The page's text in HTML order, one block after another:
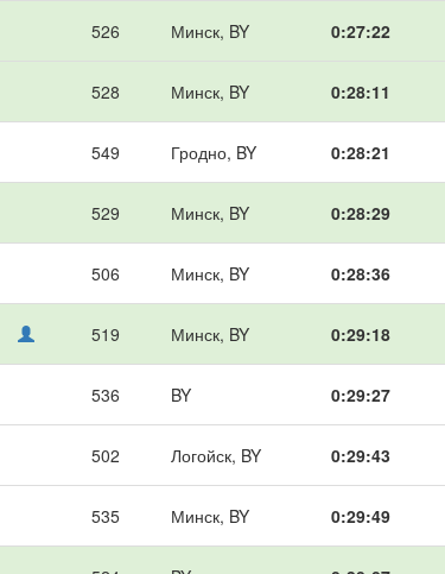
526 Минск, BY 0:27:22
528 Минск, BY 0:28:11
549 Гродно, BY 0:28:21
529 Минск, BY 0:28:29
506 Минск, BY 0:28:36
519 Минск, BY 0:29:18
536 BY 0:29:27
502 Логойск, BY 0:29:43
535 Минск, BY 0:29:49